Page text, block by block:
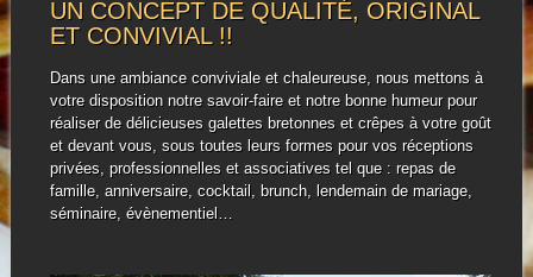
UN CONCEPT DE QUALITÉ, ORIGINAL
ET CONVIVIAL !!
Dans une ambiance conviviale et chaleureuse, nous mettons à
votre disposition notre savoir-faire et notre bonne humeur pour
réaliser de délicieuses galettes bretonnes et crêpes à votre goût
et devant vous, sous toutes leurs formes pour vos réceptions
privées, professionnelles et associatives tel que : repas de
famille, anniversaire, cocktail, brunch, lendemain de mariage,
séminaire, évènementiel…